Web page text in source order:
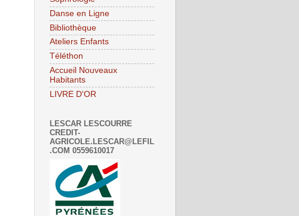
Danse en Ligne
Bibliothèque
Ateliers Enfants
Téléthon
Accueil Nouveaux
Habitants
LIVRE D'OR
LESCAR LESCOURRE
CREDIT-
AGRICOLE.LESCAR@LEFIL
.COM 0559610017